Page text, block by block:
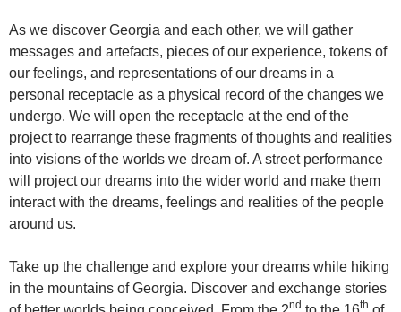
As we discover Georgia and each other, we will gather
messages and artefacts, pieces of our experience, tokens of
our feelings, and representations of our dreams in a
personal receptacle as a physical record of the changes we
undergo. We will open the receptacle at the end of the
project to rearrange these fragments of thoughts and realities
into visions of the worlds we dream of. A street performance
will project our dreams into the wider world and make them
interact with the dreams, feelings and realities of the people
around us.
Take up the challenge and explore your dreams while hiking
in the mountains of Georgia. Discover and exchange stories
nd th